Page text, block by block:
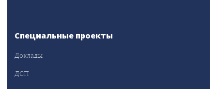
Специальные проекты
Доклады
ДСП